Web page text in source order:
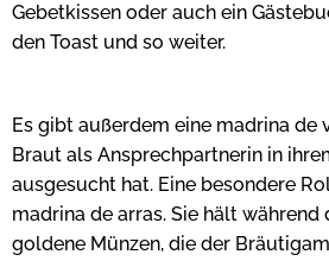
Gebetkissen oder auch ein
den Toast und so weiter.
Es gibt außerdem eine madrina de
Braut als Ansprechpartnerin in
ausgesucht hat. Eine besondere
madrina de arras. Sie hält während
goldene Münzen, die der